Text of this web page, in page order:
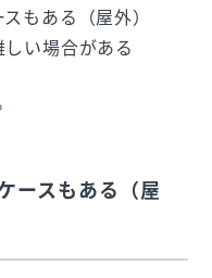
もある（屋外）
い場合がある
ースもある（屋